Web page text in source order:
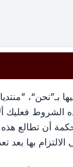
الشروط
أن تطالع
بها بعد